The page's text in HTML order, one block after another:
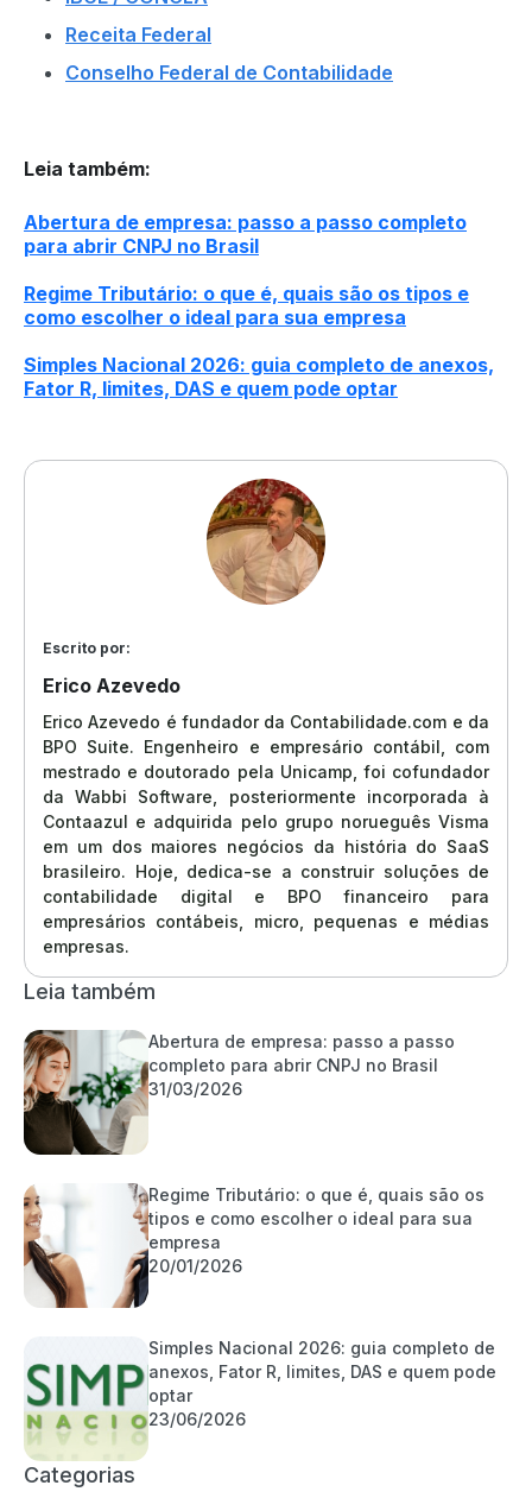
Receita Federal
Conselho Federal de Contabilidade
Leia também:
Abertura de empresa: passo a passo completo
para abrir CNPJ no Brasil
Regime Tributário: o que é, quais são os tipos e
como escolher o ideal para sua empresa
Simples Nacional 2026: guia completo de anexos,
Fator R, limites, DAS e quem pode optar
Escrito por:
Erico Azevedo
Erico Azevedo é fundador da Contabilidade.com e da
BPO Suite. Engenheiro e empresário contábil, com
mestrado e doutorado pela Unicamp, foi cofundador
da Wabbi Software, posteriormente incorporada à
Contaazul e adquirida pelo grupo norueguês Visma
em um dos maiores negócios da história do SaaS
brasileiro. Hoje, dedica-se a construir soluções de
contabilidade digital e BPO financeiro para
empresários contábeis, micro, pequenas e médias
empresas.
Leia também
Abertura de empresa: passo a passo
completo para abrir CNPJ no Brasil
31/03/2026
Regime Tributário: o que é, quais são os
tipos e como escolher o ideal para sua
empresa
20/01/2026
Simples Nacional 2026: guia completo de
anexos, Fator R, limites, DAS e quem pode
optar
23/06/2026
Categorias